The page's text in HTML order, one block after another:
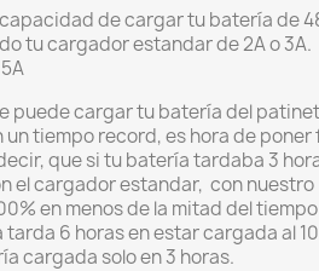
de cargar tu batería de
tu cargador estandar de 2A o 3A.
puede cargar tu batería del
tiempo record, es hora de poner
que si tu batería tardaba 3
el cargador estandar, con nuestro
en menos de la mitad del tiempo
6 horas en estar cargada al
cargada solo en 3 horas.